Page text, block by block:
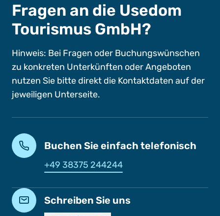
Fragen an die Usedom
Tourismus GmbH?
Hinweis: Bei Fragen oder Buchungswünschen
zu konkreten Unterkünften oder Angeboten
nutzen Sie bitte direkt die Kontaktdaten auf der
jeweiligen Unterseite.
Buchen Sie einfach telefonisch
+49 38375 244244
Schreiben Sie uns